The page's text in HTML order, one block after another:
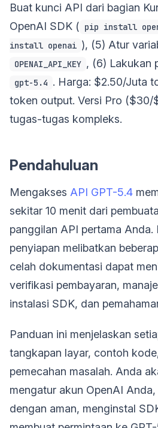
Buat kunci API dari bagian
OpenAI SDK ( pip install
install openai ), (5) Atur
OPENAI_API_KEY , (6) Lakukan
gpt-5.4 . Harga: $2.50/Juta
token output. Versi Pro ($30/
tugas-tugas kompleks.
Pendahuluan
Mengakses API GPT-5.4
sekitar 10 menit dari
panggilan API pertama Anda.
penyiapan melibatkan
celah dokumentasi dapat
verifikasi pembayaran,
instalasi SDK, dan
Panduan ini menjelaskan
tangkapan layar, contoh
pemecahan masalah. Anda
mengatur akun OpenAI
dengan aman, menginstal